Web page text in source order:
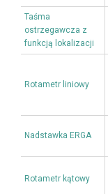
Taśma
ostrzegawcza z
funkcją lokalizacji
Rotametr liniowy
Nadstawka ERGA
Rotametr kątowy